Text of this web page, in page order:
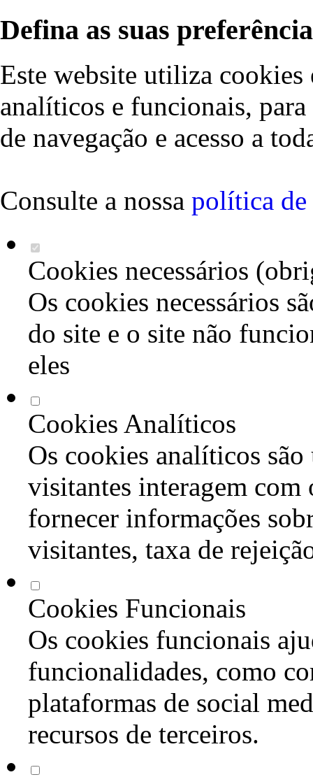
Defina as suas
Este website utiliza cookies
analíticos e funcionais,
de navegação e acesso a
Consulte a nossa política de
Cookies necessários
Os cookies necessários
do site e o site não
eles
Cookies Analíticos
Os cookies analíticos são
visitantes interagem com
fornecer informações
visitantes, taxa de
Cookies Funcionais
Os cookies funcionais
funcionalidades, como
plataformas de social
recursos de terceiros.